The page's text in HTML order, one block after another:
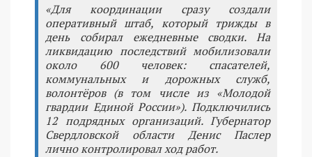
«Для координации сразу создали
оперативный штаб, который трижды в
день собирал ежедневные сводки. На
ликвидацию последствий мобилизовали
около 600 человек: спасателей,
коммунальных и дорожных служб,
волонтёров (в том числе из «Молодой
гвардии Единой России»). Подключились
12 подрядных организаций. Губернатор
Свердловской области Денис Паслер
лично контролировал ход работ.